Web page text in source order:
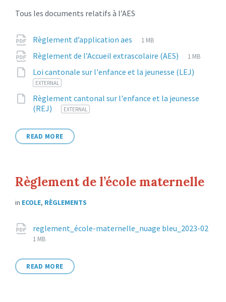
Tous les documents relatifs à l’AES
Attachments
Règlement d’application aes
File
pdf
File
1 MB
Règlement de l’Accueil extrascolaire (AES)
File
pdf
File
1 MB
Loi cantonale sur l'enfance et la jeunesse (LEJ)
EXTERNAL
Règlement cantonal sur l'enfance et la jeunesse
(REJ)
File
51EXTERNAL
READ MORE
Règlement de l’école maternelle
in ECOLE, RÈGLEMENTS
Attachments
reglement_école-maternelle_nuage bleu_2023-02
File
pdf
File
1 MB
READ MORE